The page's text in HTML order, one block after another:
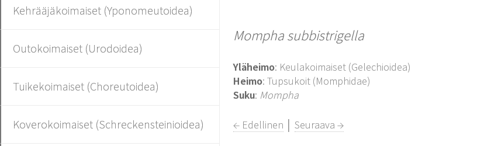
Kehrääjäkoimaiset (Yponomeutoidea)
Outokoimaiset (Urodoidea)
Tuikekoimaiset (Choreutoidea)
Koverokoimaiset (Schreckensteinioidea)
Mompha subbistrigella
Yläheimo: Keulakoimaiset (Gelechioidea)
Heimo: Tupsukoit (Momphidae)
Suku: Mompha
← Edellinen │Seuraava →